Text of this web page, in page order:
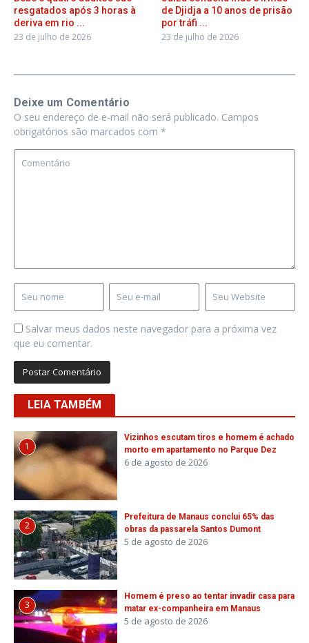
resgatados após 3 horas à
deriva em rio ...
23 de julho de 2026
de Djidja a 10 anos de prisão
por tráfi ...
23 de julho de 2026
Deixe um Comentário
O seu endereço de e-mail não será publicado. Campos
obrigatórios são marcados com *
Salvar meus dados neste navegador para a próxima vez
que eu comentar.
LEIA TAMBÉM
1
Vizinhos escutam tiros e homem é achado
morto em apartamento no Parque Dez
6 de agosto de 2026
2
Prefeitura de Manaus conclui 65% das
obras da passarela Santos Dumont
5 de agosto de 2026
3
Homem é preso ao tentar invadir casa para
matar ex-companheira em Manaus
5 de agosto de 2026